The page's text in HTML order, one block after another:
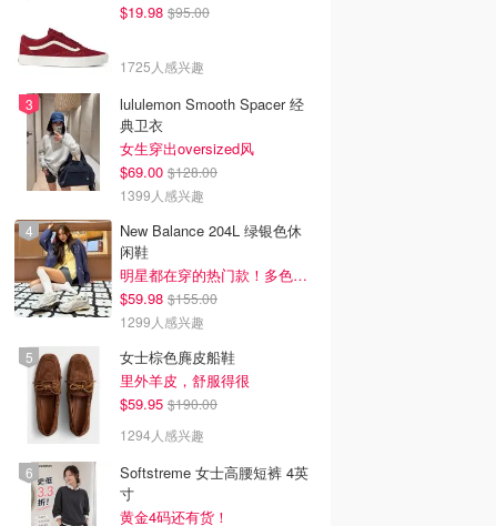
$19.98 $95.00
1725人感兴趣
lululemon Smooth Spacer 经
典卫衣
女生穿出oversized风
$69.00 $128.00
1399人感兴趣
New Balance 204L 绿银色休
闲鞋
明星都在穿的热门款！多色可选 3.8折
$59.98 $155.00
1299人感兴趣
女士棕色麂皮船鞋
里外羊皮，舒服得很
$59.95 $190.00
1294人感兴趣
Softstreme 女士高腰短裤 4英
寸
黄金4码还有货！